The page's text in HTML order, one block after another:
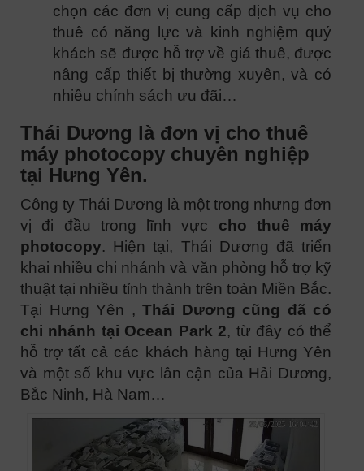
chọn các đơn vị cung cấp dịch vụ cho
thuê có năng lực và kinh nghiệm quý
khách sẽ được hỗ trợ về giá thuê, được
nâng cấp thiết bị thường xuyên, và có
nhiều chính sách ưu đãi…
Thái Dương là đơn vị cho thuê
máy photocopy chuyên nghiệp
tại Hưng Yên.
Công ty Thái Dương là một trong nhưng đơn
vị đi đầu trong lĩnh vực cho thuê máy
photocopy. Hiện tại, Thái Dương đã triển
khai nhiều chi nhánh và văn phòng hỗ trợ kỹ
thuật tại nhiều tỉnh thành trên toàn Miền Bắc.
Tại Hưng Yên , Thái Dương cũng đã có
chi nhánh tại Ocean Park 2, từ đây có thể
hỗ trợ tất cả các khách hàng tại Hưng Yên
và một số khu vực lân cận của Hải Dương,
Bắc Ninh, Hà Nam…